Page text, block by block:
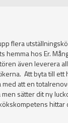
flera
hos Er.
även leverera
Att byta till
att en
sätter dit ny